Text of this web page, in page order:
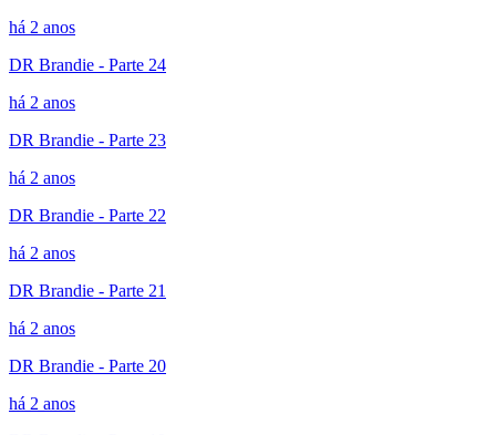
há 2 anos
DR Brandie - Parte 24
há 2 anos
DR Brandie - Parte 23
há 2 anos
DR Brandie - Parte 22
há 2 anos
DR Brandie - Parte 21
há 2 anos
DR Brandie - Parte 20
há 2 anos